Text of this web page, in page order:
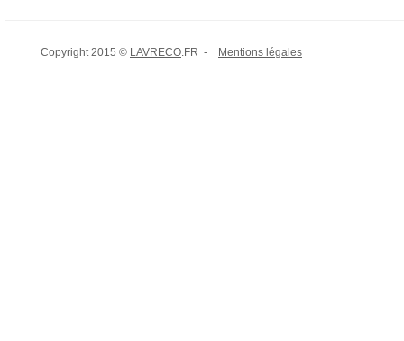
Copyright 2015 © LAVRECO.FR - Mentions légales